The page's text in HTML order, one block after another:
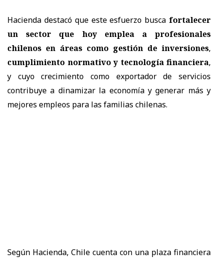
Hacienda destacó que este esfuerzo busca fortalecer
un sector que hoy emplea a profesionales
chilenos en áreas como gestión de inversiones,
cumplimiento normativo y tecnología financiera,
y cuyo crecimiento como exportador de servicios
contribuye a dinamizar la economía y generar más y
mejores empleos para las familias chilenas.
Según Hacienda, Chile cuenta con una plaza financiera